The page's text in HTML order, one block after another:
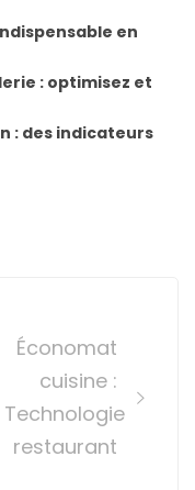
en
: optimisez et
: des indicateurs
Économat
cuisine :
Technologie
restaurant